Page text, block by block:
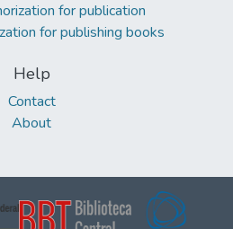
for publication
for publishing books
Help
Contact
About